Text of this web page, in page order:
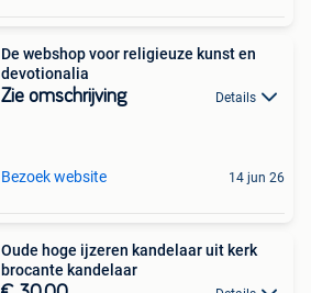
De webshop voor religieuze kunst en
devotionalia
Zie omschrijving Details
Bezoek website 14 jun 26
Oude hoge ijzeren kandelaar uit kerk
brocante kandelaar